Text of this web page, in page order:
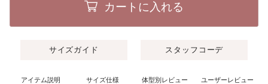
カートに入れる
サイズガイド スタッフコーデ
アイテム説明 サイズ仕様 体型別レビュー ユーザーレビュー